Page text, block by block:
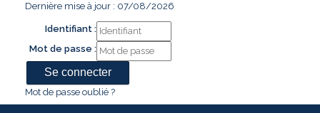
Dernière mise à jour : 07/08/2026
Identifiant :
Mot de passe :
Mot de passe oublié ?